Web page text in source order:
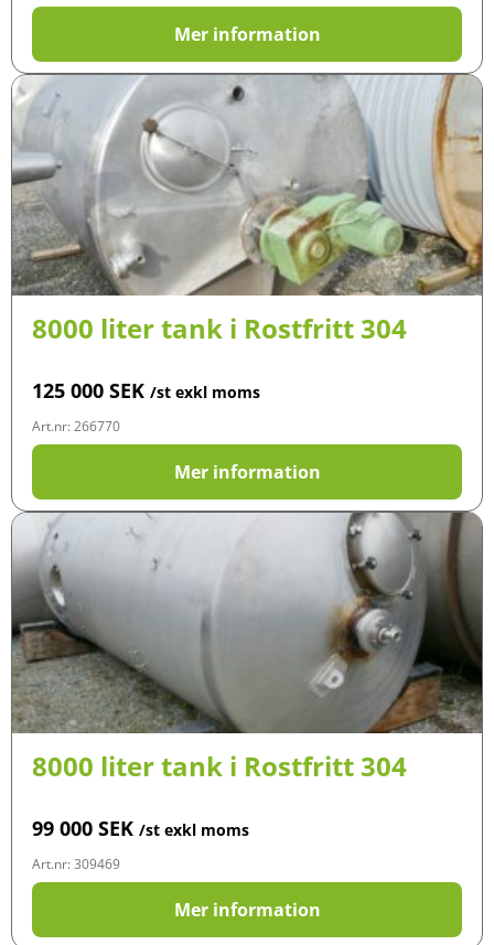
Mer information
8000 liter tank i Rostfritt 304
125 000 SEK /st exkl moms
Art.nr: 266770
Mer information
8000 liter tank i Rostfritt 304
99 000 SEK /st exkl moms
Art.nr: 309469
Mer information